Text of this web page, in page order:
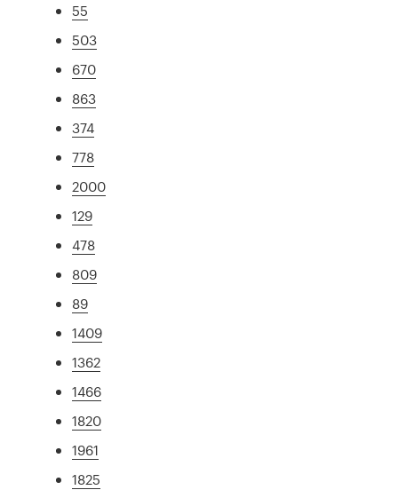
55
503
670
863
374
778
2000
129
478
809
89
1409
1362
1466
1820
1961
1825